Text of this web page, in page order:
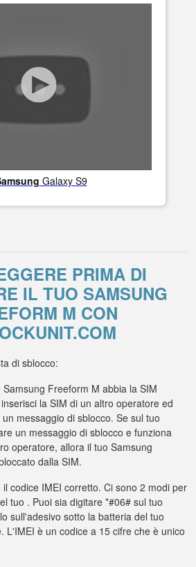
Galaxy S9
PRIMA DI
IL TUO SAMSUNG
M CON
di sblocco:
Freeform M abbia la SIM
la SIM di un altro operatore ed
messaggio di sblocco. Se sul tuo
un messaggio di sblocco e funziona
operatore, allora il tuo Samsung
dalla SIM.
codice IMEI corretto. Ci sono 2 modi per
tuo . Puoi sia digitare *#06# sul tuo
sull'adesivo sotto la batteria del tuo
L'IMEI è un codice a 15 cifre che è unico